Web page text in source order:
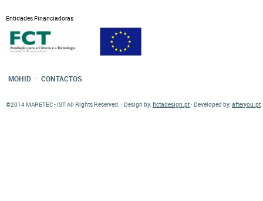
Entidades Financiadoras
MOHID · CONTACTOS
©2014 MARETEC - IST All Rights Reserved. · Design by: fictadesign.pt· Developed by: afteryou.pt